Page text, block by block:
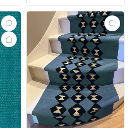
prijs